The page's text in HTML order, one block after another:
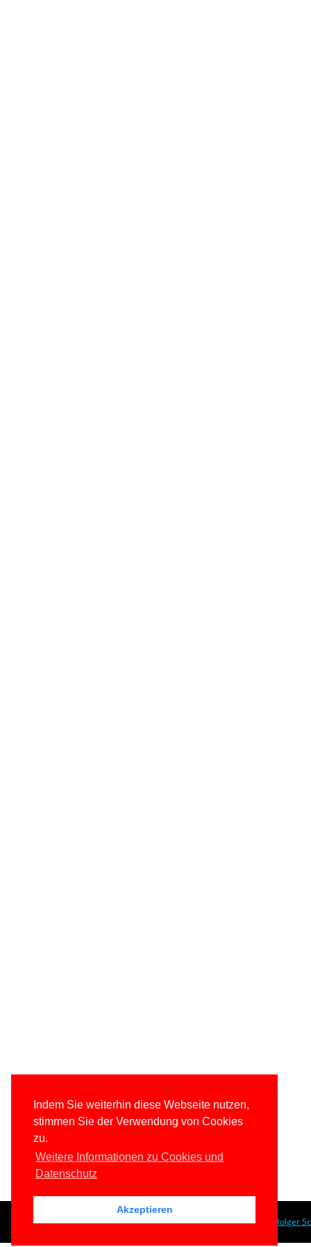
Indem Sie weiterhin diese Webseite nutzen,
stimmen Sie der Verwendung von Cookies
zu.
Weitere Informationen zu Cookies und
Datenschutz
Akzeptieren
© 1996-2026www.IT-Visions.de- Dr. Holger